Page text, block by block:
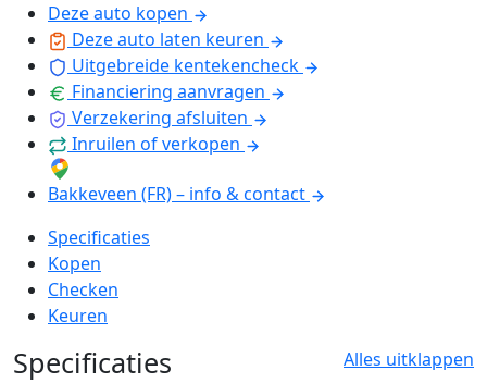
Deze auto kopen
Deze auto laten keuren
Uitgebreide kentekencheck
Financiering aanvragen
Verzekering afsluiten
Inruilen of verkopen
Bakkeveen (FR) – info & contact
Specificaties
Kopen
Checken
Keuren
Specificaties Alles uitklappen